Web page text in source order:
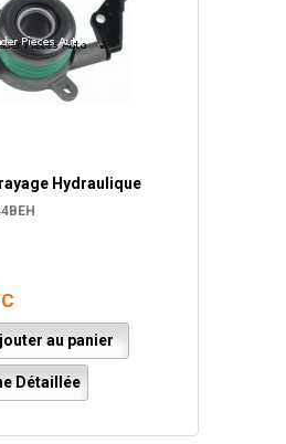
Hydraulique
au panier
Détaillée